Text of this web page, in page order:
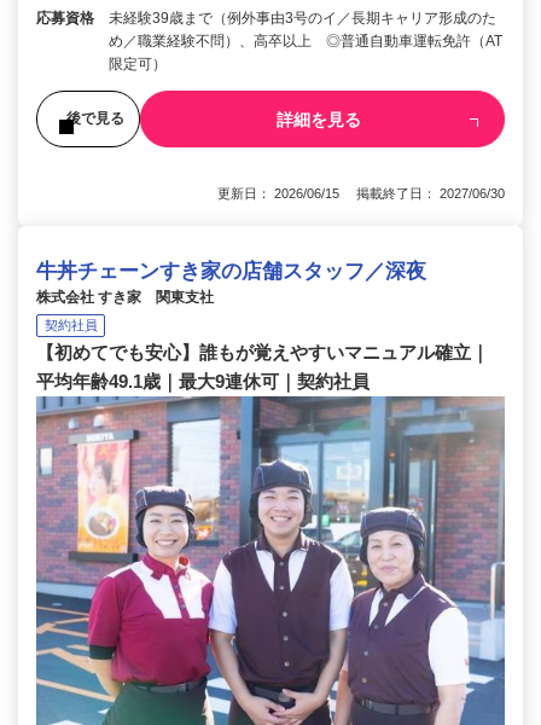
応募資格
未経験39歳まで（例外事由3号のイ／長期キャリア形成のた
め／職業経験不問）、高卒以上 ◎普通自動車運転免許（AT
限定可）
後で見る 詳細を見る
更新日： 2026/06/15 掲載終了日： 2027/06/30
牛丼チェーンすき家の店舗スタッフ／深夜
株式会社 すき家 関東支社
契約社員
【初めてでも安心】誰もが覚えやすいマニュアル確立｜
平均年齢49.1歳｜最大9連休可｜契約社員